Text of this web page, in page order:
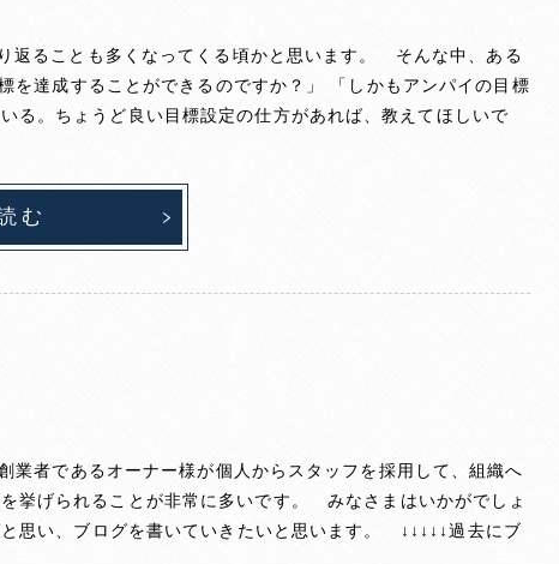
返ることも多くなってくる頃かと思います。 そんな中、ある
達成することができるのですか？」 「しかもアンパイの目標
る。ちょうど良い目標設定の仕方があれば、教えてほしいで
む
者であるオーナー様が個人からスタッフを採用して、組織へ
挙げられることが非常に多いです。 みなさまはいかがでしょ
思い、ブログを書いていきたいと思います。 ↓↓↓↓↓過去にブ